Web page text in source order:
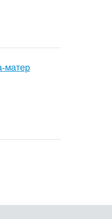
матер